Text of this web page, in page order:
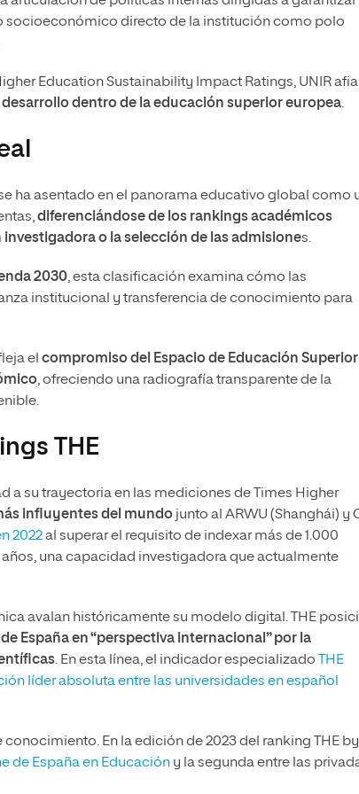
socioeconómico directo de la institución como polo
Education Sustainability Impact Ratings, UNIR
dentro de la educación superior europea.
ha asentado en el panorama educativo global como
diferenciándose de los rankings académicos
o la selección de las admisiones.
2030, esta clasificación examina cómo las
institucional y transferencia de conocimiento para
el compromiso del Espacio de Educación Superior
, ofreciendo una radiografía transparente de la
THE
a su trayectoria en las mediciones de Times Higher
influyentes del mundo junto al ARWU (Shanghái) y
2022al superar el requisito de indexar más de 1.000
una capacidad investigadora que actualmente
avalan históricamente su modelo digital. THE
España en “perspectiva internacional” por la
. En esta línea, el indicador especializado THE
líder absoluta entre las universidades en español
En la edición de 2023 del ranking THE by
de España en Educación y la segunda entre las